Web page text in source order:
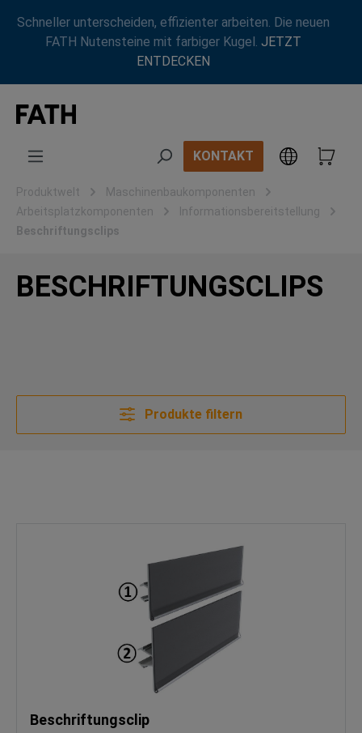
Zum Hauptinhalt springen
Schneller unterscheiden, effizienter arbeiten. Die neuen
FATH Nutensteine mit farbiger Kugel. JETZT
ENTDECKEN
KONTAKT
Produktwelt
Maschinenbaukomponenten
Arbeitsplatzkomponenten
Informationsbereitstellung
Beschriftungsclips
BESCHRIFTUNGSCLIPS
Produkte filtern
Beschriftungsclip